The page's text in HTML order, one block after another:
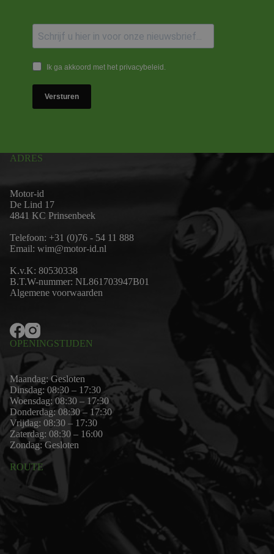
Ik ga akkoord met het privacybeleid.
Versturen
ADRES
Motor-id
De Lind 17
4841 KC Prinsenbeek
Telefoon: +31 (0)76 - 54 11 888
Email: wim@motor-id.nl
K.v.K: 80530338
B.T.W-nummer: NL861703947B01
Algemene voorwaarden
OPENINGSTIJDEN
Maandag: Gesloten
Dinsdag: 08:30 – 17:30
Woensdag: 08:30 – 17:30
Donderdag: 08:30 – 17:30
Vrijdag: 08:30 – 17:30
Zaterdag: 08:30 – 16:00
Zondag: Gesloten
ROUTE